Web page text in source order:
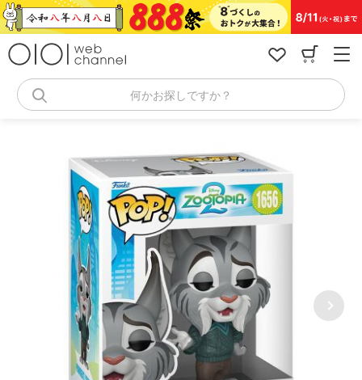
コ
ン
何かお探しですか？